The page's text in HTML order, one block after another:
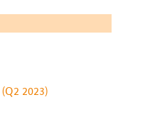
(Q2 2023)